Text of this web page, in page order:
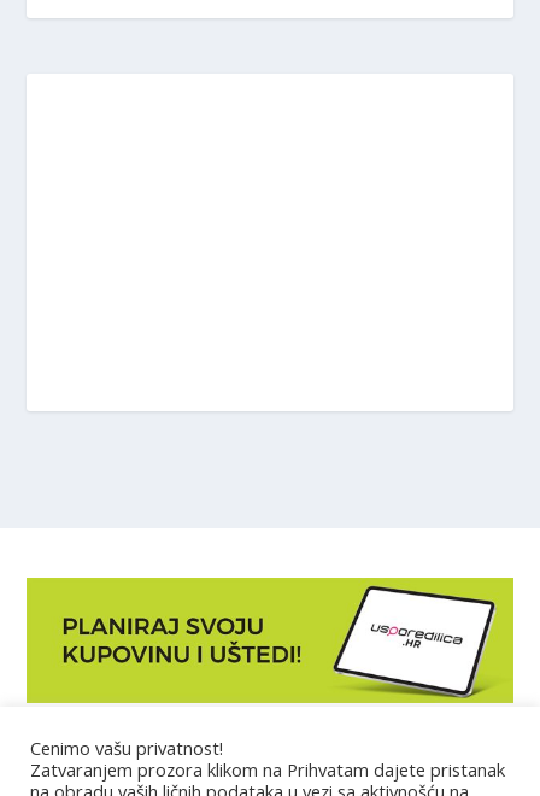
Marketing
Cenimo vašu privatnost!
Zatvaranjem prozora klikom na Prihvatam dajete pristanak
na obradu vaših ličnih podataka u vezi sa aktivnošću na